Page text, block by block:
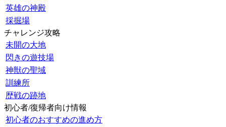
英雄の神殿
採掘場
チャレンジ攻略
未開の大地
閃きの遊技場
神獣の聖域
訓練所
歴戦の跡地
初心者/復帰者向け情報
初心者のおすすめの進め方